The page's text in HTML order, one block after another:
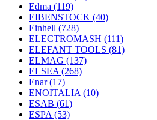
Edma (119)
EIBENSTOCK (40)
Einhell (728)
ELECTROMASH (111)
ELEFANT TOOLS (81)
ELMAG (137)
ELSEA (268)
Enar(17)
ENOITALIA (10)
ESAB (61)
ESPA (53)